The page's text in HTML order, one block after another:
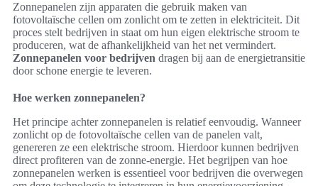
Zonnepanelen zijn apparaten die gebruik maken van
fotovoltaïsche cellen om zonlicht om te zetten in elektriciteit. Dit
proces stelt bedrijven in staat om hun eigen elektrische stroom te
produceren, wat de afhankelijkheid van het net vermindert.
Zonnepanelen voor bedrijven dragen bij aan de energietransitie
door schone energie te leveren.
Hoe werken zonnepanelen?
Het principe achter zonnepanelen is relatief eenvoudig. Wanneer
zonlicht op de fotovoltaïsche cellen van de panelen valt,
genereren ze een elektrische stroom. Hierdoor kunnen bedrijven
direct profiteren van de zonne-energie. Het begrijpen van hoe
zonnepanelen werken is essentieel voor bedrijven die overwegen